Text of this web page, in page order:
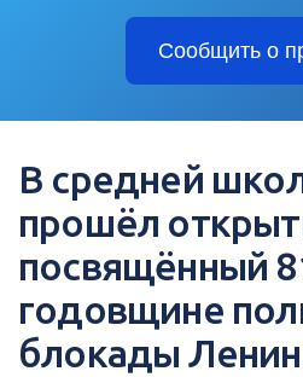
Сообщить о
В средней
прошёл
посвящённый
годовщине
блокады